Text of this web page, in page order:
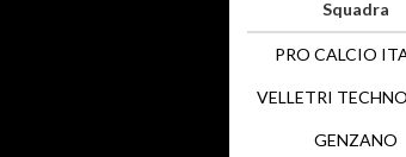
Squadra
PRO CALCIO
VELLETRI
GENZANO